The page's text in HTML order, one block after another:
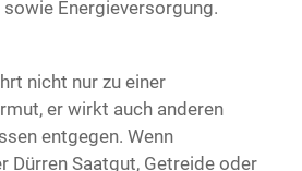
Energieversorgung.
nicht nur zu einer
er wirkt auch anderen
entgegen. Wenn
Dürren Saatgut, Getreide oder